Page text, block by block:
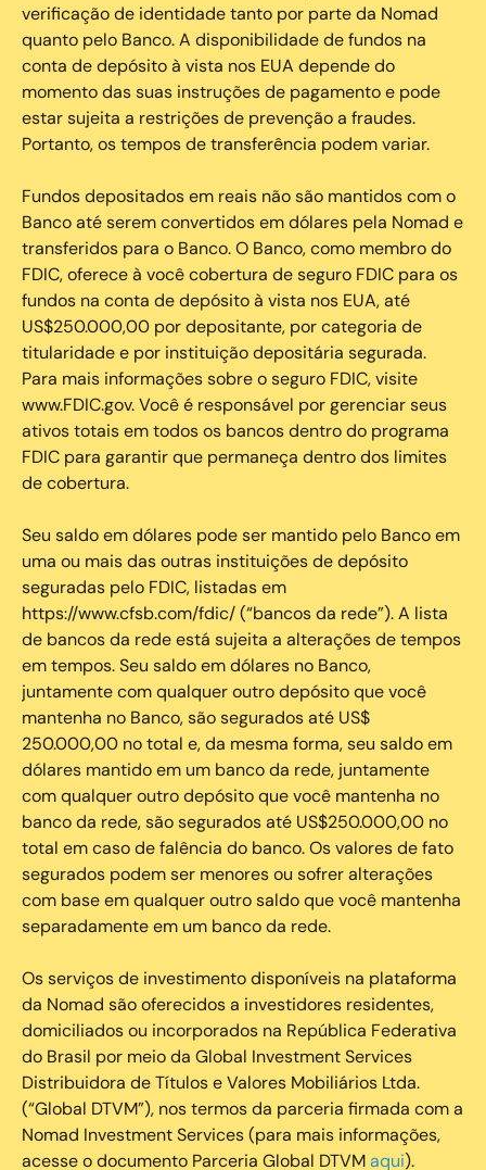
verificação de identidade tanto por parte da Nomad
quanto pelo Banco. A disponibilidade de fundos na
conta de depósito à vista nos EUA depende do
momento das suas instruções de pagamento e pode
estar sujeita a restrições de prevenção a fraudes.
Portanto, os tempos de transferência podem variar.
Fundos depositados em reais não são mantidos com o
Banco até serem convertidos em dólares pela Nomad e
transferidos para o Banco. O Banco, como membro do
FDIC, oferece à você cobertura de seguro FDIC para os
fundos na conta de depósito à vista nos EUA, até
US$250.000,00 por depositante, por categoria de
titularidade e por instituição depositária segurada.
Para mais informações sobre o seguro FDIC, visite
www.FDIC.gov. Você é responsável por gerenciar seus
ativos totais em todos os bancos dentro do programa
FDIC para garantir que permaneça dentro dos limites
de cobertura.
Seu saldo em dólares pode ser mantido pelo Banco em
uma ou mais das outras instituições de depósito
seguradas pelo FDIC, listadas em
https://www.cfsb.com/fdic/ (“bancos da rede”). A lista
de bancos da rede está sujeita a alterações de tempos
em tempos. Seu saldo em dólares no Banco,
juntamente com qualquer outro depósito que você
mantenha no Banco, são segurados até US$
250.000,00 no total e, da mesma forma, seu saldo em
dólares mantido em um banco da rede, juntamente
com qualquer outro depósito que você mantenha no
banco da rede, são segurados até US$250.000,00 no
total em caso de falência do banco. Os valores de fato
segurados podem ser menores ou sofrer alterações
com base em qualquer outro saldo que você mantenha
separadamente em um banco da rede.
Os serviços de investimento disponíveis na plataforma
da Nomad são oferecidos a investidores residentes,
domiciliados ou incorporados na República Federativa
do Brasil por meio da Global Investment Services
Distribuidora de Títulos e Valores Mobiliários Ltda.
(“Global DTVM”), nos termos da parceria firmada com a
Nomad Investment Services (para mais informações,
acesse o documento Parceria Global DTVMaqui).